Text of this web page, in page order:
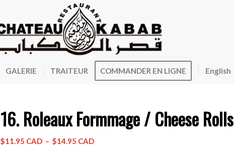
GALERIE TRAITEUR COMMANDER EN LIGNE English
16. Roleaux Formmage / Cheese Rolls
$11.95 CAD – $14.95 CADPlage